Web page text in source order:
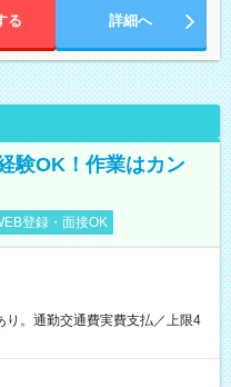
る 詳細へ
験OK！作業はカン
登録・面接OK
り。通勤交通費実費支払／上限4